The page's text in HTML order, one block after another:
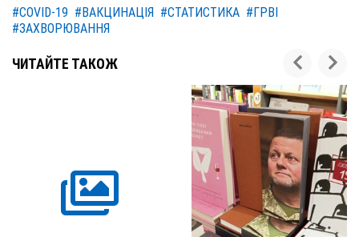
#COVID-19 #ВАКЦИНАЦІЯ #СТАТИСТИКА #ГРВI
#ЗАХВОРЮВАННЯ
ЧИТАЙТЕ ТАКОЖ